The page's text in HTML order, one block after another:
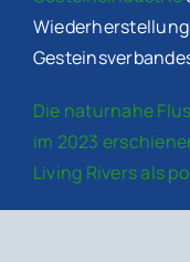
Die naturnahe
im 2023
Living Rivers als